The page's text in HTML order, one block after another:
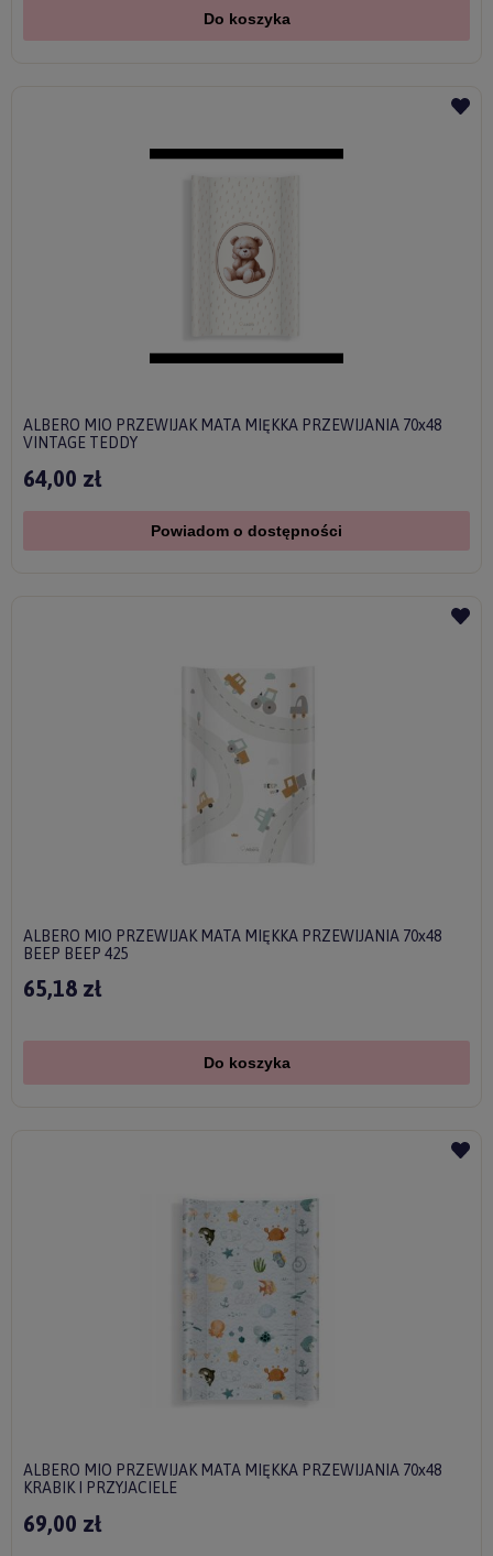
Do koszyka
ALBERO MIO PRZEWIJAK MATA MIĘKKA PRZEWIJANIA 70x48
VINTAGE TEDDY
64,00 zł
Powiadom o dostępności
ALBERO MIO PRZEWIJAK MATA MIĘKKA PRZEWIJANIA 70x48
BEEP BEEP 425
65,18 zł
Do koszyka
ALBERO MIO PRZEWIJAK MATA MIĘKKA PRZEWIJANIA 70x48
KRABIK I PRZYJACIELE
69,00 zł